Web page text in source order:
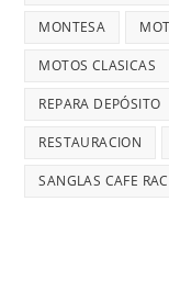
MONTESA
MOTOS CLASICAS
REPARA DEPÓSITO
RESTAURACION
SANGLAS CAFE